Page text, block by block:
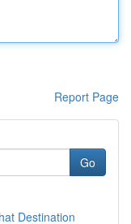
Report Page
Go
Destination